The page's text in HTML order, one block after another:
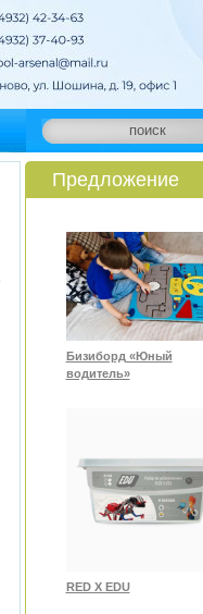
Предложение
Бизиборд «Юный
водитель»
RED X EDU